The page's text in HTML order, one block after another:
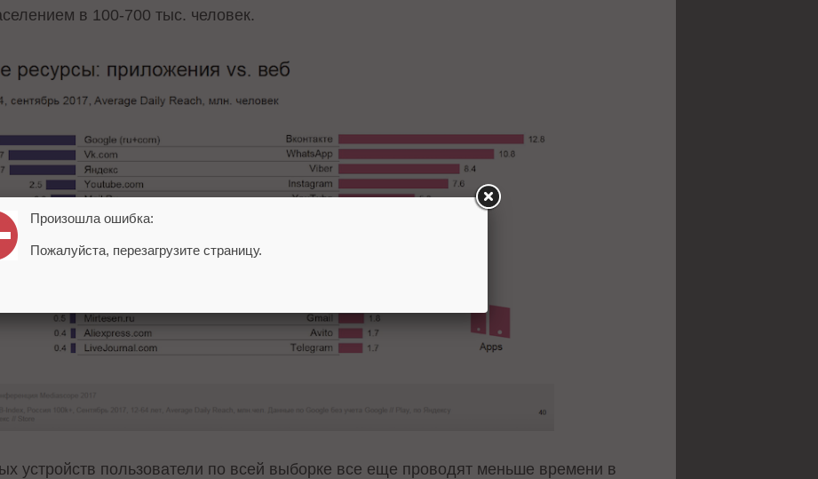
в 100-700 тыс. человек.
устройств пользователи по всей выборке все еще проводят меньше времени в
Произошла ошибка:
Пожалуйста, перезагрузите страницу.